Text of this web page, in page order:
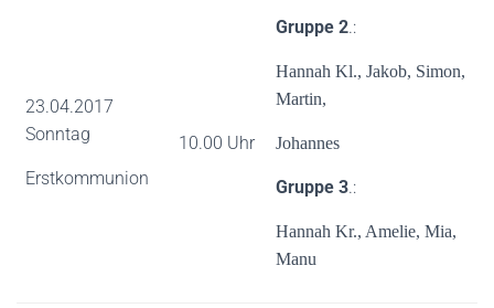
23.04.2017
Sonntag
Erstkommunion
10.00 Uhr
Gruppe 2.:
Hannah Kl., Jakob, Simon,
Martin,
Johannes
Gruppe 3.:
Hannah Kr., Amelie, Mia,
Manu